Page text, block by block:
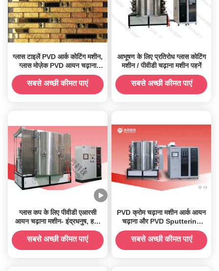
ग्लास टाइलें PVD आर्क कोटिंग मशीन,
ग्लास मोज़ेक PVD आयन चढ़ाना
मशीन
सबसे अच्छी कीमत पाएं
आभूषण के लिए प्रतिरोध ग्लास कोटिंग
मशीन / पीवीडी चढ़ाना मशीन पहनें
सबसे अच्छी कीमत पाएं
ग्लास कप के लिए पीवीडी एआरसी
आयन चढ़ाना मशीन- इंद्रधनुष, हरा,
नीला, बैंगनी, सोना, एम्बर रंग
सबसे अच्छी कीमत पाएं
PVD क्रोम चढ़ाना मशीन आर्क आयन
चढ़ाना और PVD Sputtering
जमाव प्रणाली
सबसे अच्छी कीमत पाएं